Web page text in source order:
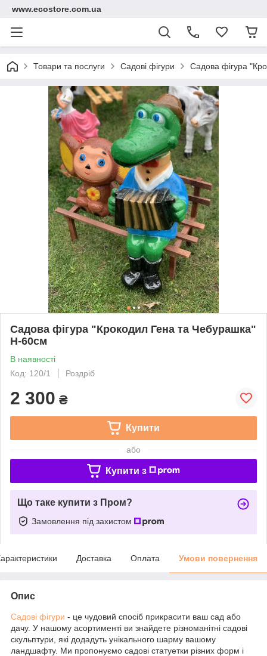
www.ecostore.com.ua
Товари та послуги Садові фігури Садова фігура
Садова фігура "Крокодил Гена та Чебурашка"
Н-60см
В наявності
Код: 120/1
Роздріб
2 300 ₴
Купити
або
Купити з
Що таке купити з Пром?
Замовлення під захистом
Доставка Оплата Умови повернення
Опис
Садові фігури - це чудовий спосіб прикрасити ваш сад або
дачу. У нашому асортименті ви знайдете різноманітні садові
скульптури, які додадуть унікального шарму вашому
ландшафту. Ми пропонуємо садові статуетки різних форм і